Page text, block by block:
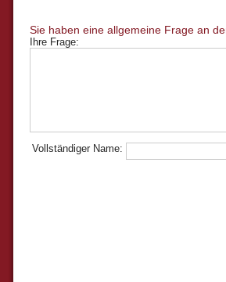
Ihre Frage:
Vollständiger Name: